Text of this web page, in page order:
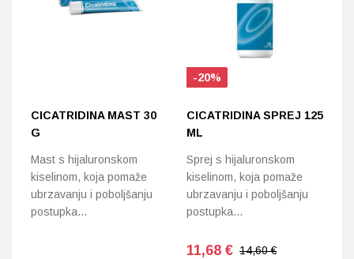
CICATRIDINA MAST 30
G
Mast s hijaluronskom
kiselinom, koja pomaže
ubrzavanju i poboljšanju
postupka…
-20%
CICATRIDINA SPREJ 125
ML
Sprej s hijaluronskom
kiselinom, koja pomaže
ubrzavanju i poboljšanju
postupka…
11,68 € 14,60 €